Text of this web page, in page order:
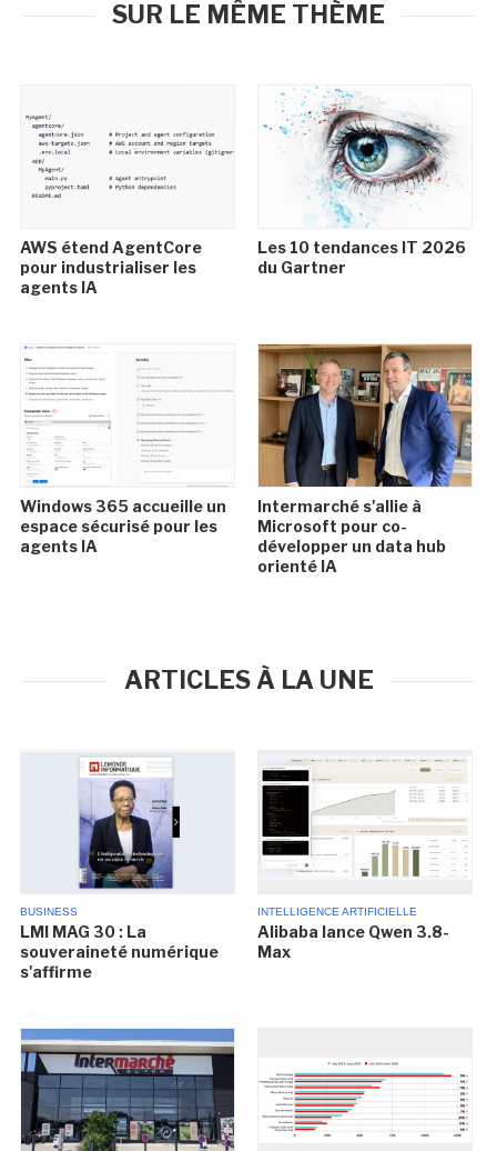
SUR LE MÊME THÈME
AWS étend AgentCore
pour industrialiser les
agents IA
Les 10 tendances IT 2026
du Gartner
Windows 365 accueille un
espace sécurisé pour les
agents IA
Intermarché s'allie à
Microsoft pour co-
développer un data hub
orienté IA
ARTICLES À LA UNE
BUSINESS
LMI MAG 30 : La
souveraineté numérique
s'affirme
INTELLIGENCE ARTIFICIELLE
Alibaba lance Qwen 3.8-
Max